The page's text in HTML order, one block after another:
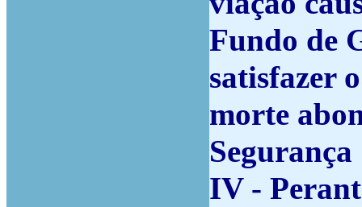
Fundo de
satisfazer
morte
IV -